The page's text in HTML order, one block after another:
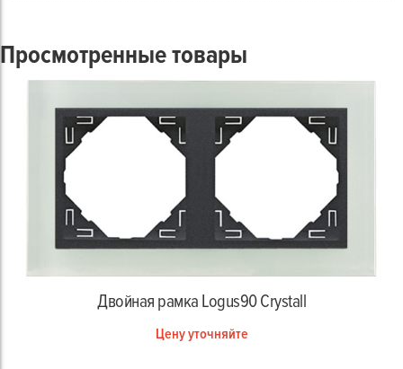
Просмотренные товары
Двойная рамка Logus90 Crystall
Цену уточняйте